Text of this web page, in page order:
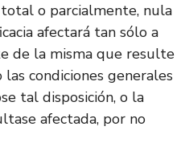
o parcialmente, nula
afectará tan sólo a
de la misma que resulte
condiciones generales
tal disposición, o la
afectada, por no